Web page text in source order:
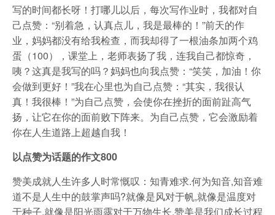
写的时间都长呀！打哪儿以后，每次写作业时，我都对自
己点赞：“别着急，认真点儿，我是最棒的！”前天的作
业，妈妈都没有给我检查，而我却得了一根油条加两个鸡
蛋（100），课堂上，老师表扬了我，连我自己都惊奇，
咦？这真是我写的吗？妈妈也向我点赞：“笑笑，加油！你
会做到更好！”我在心里也为自己点赞：“其实，我很认
真！我很棒！”为自己点赞，会使你在挫折的面前趾高气
扬，让它在你的面前败下阵来。为自己点赞，它会激励着
你在人生道路上超越自我！
以点赞为话题的作文800
赞美成就人生许多人时常慨叹：知青难求.何为知音,知音难
道不是人生中的鼓掌声吗?就像是风对于帆,就像是温度对
于种子,就像是阳光雨露对于万物生长,赞美是我们成长过程